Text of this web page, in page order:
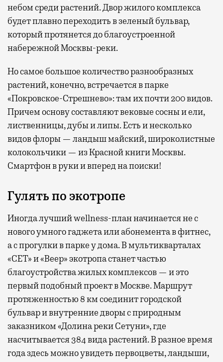
небом среди растений. Двор жилого комплекса
будет плавно переходить в зеленый бульвар,
который протянется до благоустроенной
набережной Москвы-реки.
Но самое большое количество разнообразных
растений, конечно, встречается в парке
«Покровское-Стрешнево»: там ихпочти 200 видов.
Причем основу составляют вековые сосны и ели,
лиственницы, дубы и липы. Есть и несколько
видов флоры — ландыш майский, широколистные
колокольчики — из Красной книги Москвы.
Смартфон в руки и вперед на поиски!
Гулять по экотропе
Иногда лучший wellness-план начинается не с
нового умного гаджета или абонемента в фитнес,
а с прогулки в парке у дома. В мультикварталах
«СЕТ» и «Веер» экотропа станет частью
благоустройства жилых комплексов — и это
первый подобный проект в Москве. Маршрут
протяженностью 8 км соединит городской
бульвар и внутренние дворы с природным
заказником «Долина реки Сетуни», где
насчитывается 384 вида растений. В разное время
года здесь можно увидеть первоцветы, ландыши,